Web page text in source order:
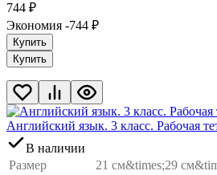
744 ₽
Экономия -744 ₽
Купить
Купить
Английский язык. 3 класс. Рабочая
В наличии
Размер
21 см&times;29